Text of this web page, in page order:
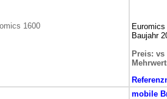
1600
Euromics
Baujahr
Preis:
mobile